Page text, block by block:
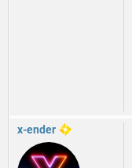
x-ender